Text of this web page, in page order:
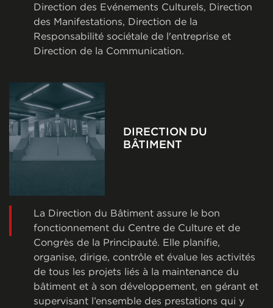
Direction des Evénements Culturels, Direction
des Manifestations, Direction de la
Responsabilité sociétale de l'entreprise et
Direction de la Communication.
DIRECTION DU
BÂTIMENT
La Direction du Bâtiment assure le bon
fonctionnement du Centre de Culture et de
Congrès de la Principauté. Elle planifie,
organise, dirige, contrôle et évalue les activités
de tous les projets liés à la maintenance du
bâtiment et à son développement, en gérant et
supervisant l’ensemble des prestations qui y